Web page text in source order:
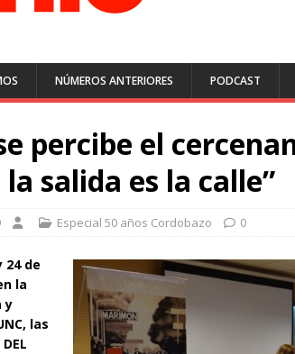
NÚMEROS ANTERIORES PODCAST
percibe el
salida es la calle”
Especial 50 años Cordobazo 0
24 de
la
y
las